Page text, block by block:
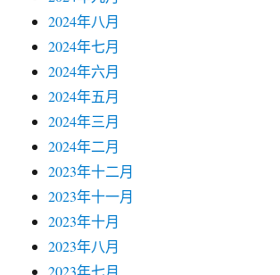
2024年八月
2024年七月
2024年六月
2024年五月
2024年三月
2024年二月
2023年十二月
2023年十一月
2023年十月
2023年八月
2023年七月